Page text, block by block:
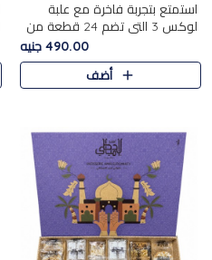
استمتع بتجربة فاخرة مع علبة
لوكس 3 التي تضم 24 قطعة من
أشهر حلويات المولد الشرقية
المختارة بعناية. تحتوي التشكيلة
على الجزرية بالفول، والملب..
490.00 جنيه
أضف